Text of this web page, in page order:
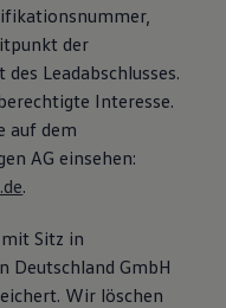
der
Leadabschlusses.
Interesse.
auf dem
AG einsehen:
.
Sitz in
Deutschland GmbH
Wir löschen